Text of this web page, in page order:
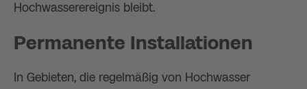
Hochwasserereignis bleibt.
Permanente Installationen
In Gebieten, die regelmäßig von Hochwasser